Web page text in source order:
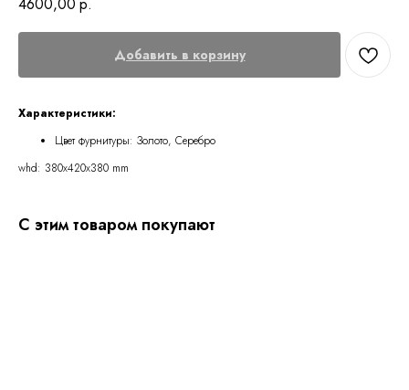
Добавить в корзину
Характеристики:
Цвет фурнитуры: Золото, Серебро
whd: 380x420x380 mm
С этим товаром покупают